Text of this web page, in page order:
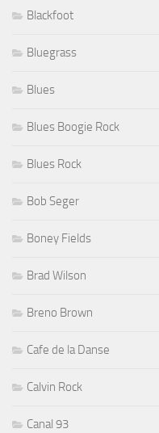
Blackfoot
Bluegrass
Blues
Blues Boogie Rock
Blues Rock
Bob Seger
Boney Fields
Brad Wilson
Breno Brown
Cafe de la Danse
Calvin Rock
Canal 93